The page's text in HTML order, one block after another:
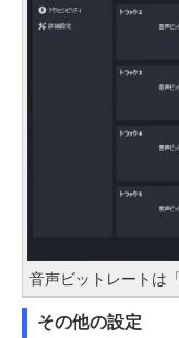
音声ビットレートは
その他の設定